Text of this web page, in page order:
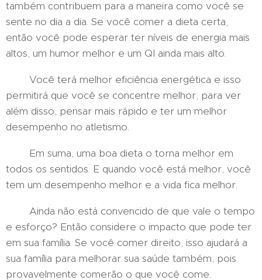
também contribuem para a maneira como você se
sente no dia a dia. Se você comer a dieta certa,
então você pode esperar ter níveis de energia mais
altos, um humor melhor e um QI ainda mais alto.
Você terá melhor eficiência energética e isso
permitirá que você se concentre melhor, para ver
além disso, pensar mais rápido e ter um melhor
desempenho no atletismo.
Em suma, uma boa dieta o torna melhor em
todos os sentidos. E quando você está melhor, você
tem um desempenho melhor e a vida fica melhor.
Ainda não está convencido de que vale o tempo
e esforço? Então considere o impacto que pode ter
em sua família. Se você comer direito, isso ajudará a
sua família para melhorar sua saúde também, pois
provavelmente comerão o que você come.